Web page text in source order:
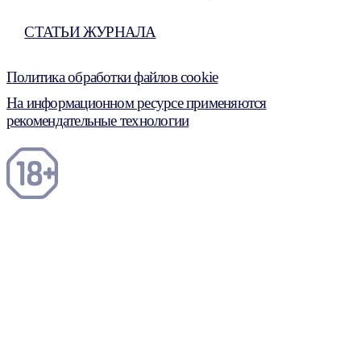
СТАТЬИ ЖУРНАЛА
Политика обработки файлов cookie
На информационном ресурсе применяются
рекомендательные технологии